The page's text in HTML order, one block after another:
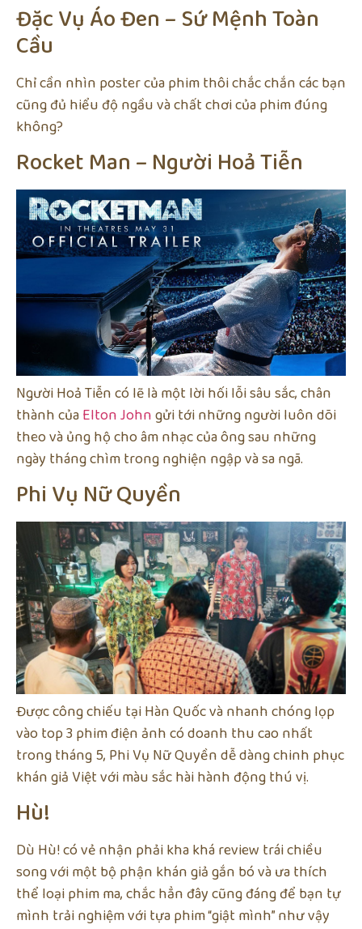
Đặc Vụ Áo Đen – Sứ Mệnh Toàn
Cầu
Chỉ cần nhìn poster của phim thôi chắc chắn các bạn
cũng đủ hiểu độ ngầu và chất chơi của phim đúng
không?
Rocket Man – Người Hoả Tiễn
Người Hoả Tiễn có lẽ là một lời hối lỗi sâu sắc, chân
thành củaElton Johngửi tới những người luôn dõi
theo và ủng hộ cho âm nhạc của ông sau những
ngày tháng chìm trong nghiện ngập và sa ngã.
Phi Vụ Nữ Quyền
Được công chiếu tại Hàn Quốc và nhanh chóng lọp
vào top 3 phim điện ảnh có doanh thu cao nhất
trong tháng 5, Phi Vụ Nữ Quyền dễ dàng chinh phục
khán giả Việt với màu sắc hài hành động thú vị.
Hù!
Dù Hù! có vẻ nhận phải kha khá review trái chiều
song với một bộ phận khán giả gắn bó và ưa thích
thể loại phim ma, chắc hẳn đây cũng đáng để bạn tự
mình trải nghiệm với tựa phim “giật mình” như vậy